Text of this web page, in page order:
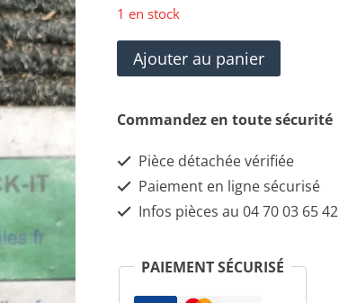
1 en stock
quantité
de
Interrupteur
panneau
Lancia
Ajouter au panier
Commandez en toute sécurité
Pièce détachée vérifiée
Paiement en ligne sécurisé
Infos pièces au 04 70 03 65 42
PAIEMENT SÉCURISÉ